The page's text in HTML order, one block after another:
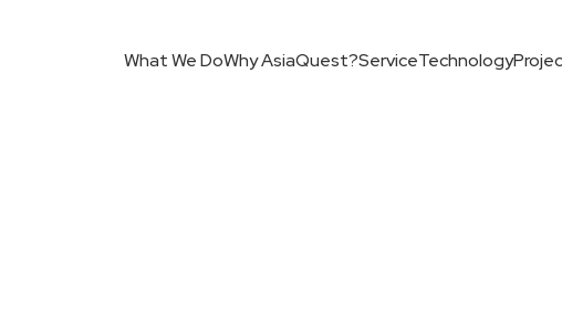
What We DoWhy AsiaQuest?ServiceTechnology